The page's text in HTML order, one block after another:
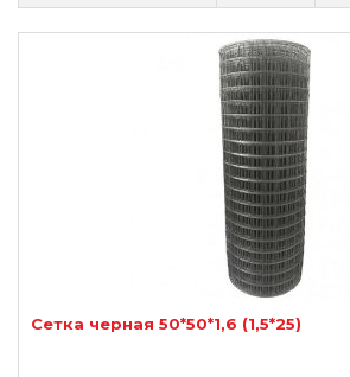
Сетка черная 50*50*1,6 (1,5*25)